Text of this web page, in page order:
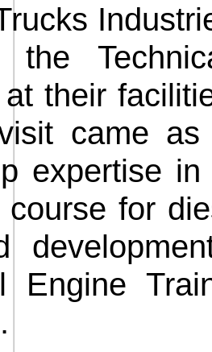
their
came
expertise
for
Engine